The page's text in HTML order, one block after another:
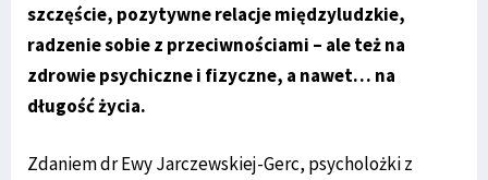
szczęście, pozytywne relacje międzyludzkie,
radzenie sobie z przeciwnościami – ale też na
zdrowie psychiczne i fizyczne, a nawet… na
długość życia.
Zdaniem dr Ewy Jarczewskiej-Gerc, psycholożki z